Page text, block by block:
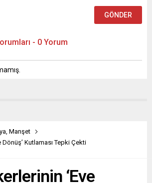
- 0 Yorum
, Manşet
Dönüş’ Kutlaması Tepki Çekti
‘Eve